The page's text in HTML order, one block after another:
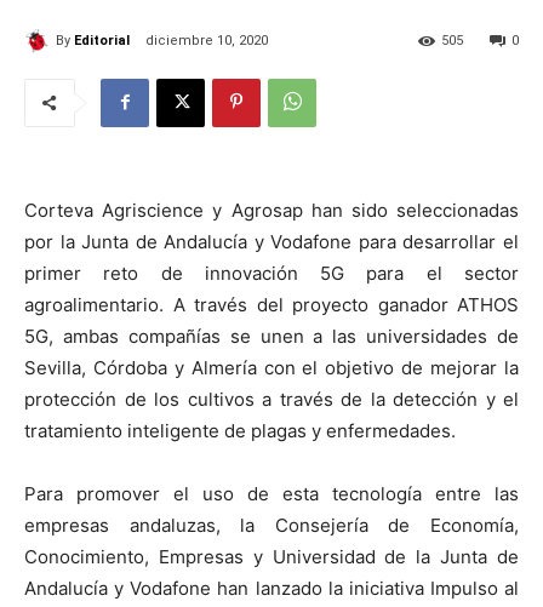
By Editorial diciembre 10, 2020 0
505
Corteva Agriscience y Agrosap han sido seleccionadas
por la Junta de Andalucía y Vodafone para desarrollar el
primer reto de innovación 5G para el sector
agroalimentario. A través del proyecto ganador ATHOS
5G, ambas compañías se unen a las universidades de
Sevilla, Córdoba y Almería con el objetivo de mejorar la
protección de los cultivos a través de la detección y el
tratamiento inteligente de plagas y enfermedades.
Para promover el uso de esta tecnología entre las
empresas andaluzas, la Consejería de Economía,
Conocimiento, Empresas y Universidad de la Junta de
Andalucía y Vodafone han lanzado la iniciativa Impulso al